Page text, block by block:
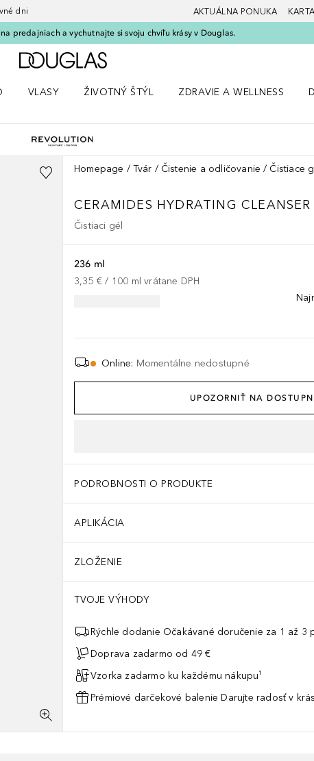
dni AKTUÁLNA PONUKA
predajniach a vychutnajte si svoju chvíľu krásy v Douglas.
Domov
VLASY
ŽIVOTNÝ ŠTÝL
ZDRAVIE A WELLNESS
Homepage Tvár Čistenie a odličovanie Čistiace
CERAMIDES HYDRATING CLEANSER
Čistiaci gél
236 ml
3,35 € / 100 ml vrátane DPH
Online: Momentálne nedostupné
UPOZORNIŤ NA
PODROBNOSTI O PRODUKTE
APLIKÁCIA
ZLOŽENIE
TVOJE VÝHODY
Rýchle dodanie Očakávané doručenie za 1 až 3
Doprava zadarmo od 49 €
Vzorka zadarmo ku každému nákupu¹
Prémiové darčekové balenie Darujte radosť v